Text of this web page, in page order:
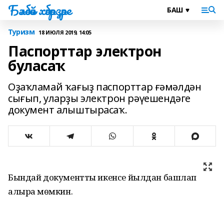
Бәләбәй хәбәрҙәре
Туризм 18 ИЮЛЯ 2019, 14:05
Паспорттар электрон
буласаҡ
Оҙаҡламай ҡағыҙ паспорттар ғәмәлдән
сығып, уларҙы электрон рәүешендәге
документ алыштырасаҡ.
Бындай документты икенсе йылдан башлап
алырға мөмкин.